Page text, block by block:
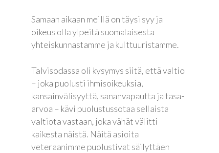
Samaan aikaan meillä on täysi syy ja
oikeus olla ylpeitä suomalaisesta
yhteiskunnastamme ja kulttuuristamme.
Talvisodassa oli kysymys siitä, että valtio
– joka puolusti ihmisoikeuksia,
kansainvälisyyttä, sananvapautta ja tasa-
arvoa – kävi puolustussotaa sellaista
valtiota vastaan, joka vähät välitti
kaikesta näistä. Näitä asioita
veteraanimme puolustivat säilyttäen